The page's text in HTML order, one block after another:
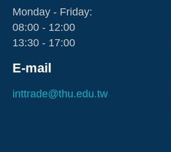
Monday - Friday:
08:00 - 12:00
13:30 - 17:00
E-mail
inttrade@thu.edu.tw